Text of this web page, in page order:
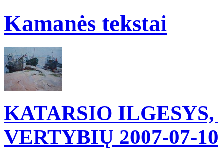
Kamanės tekstai
KATARSIO
VERTYBIŲ 2007-07-10